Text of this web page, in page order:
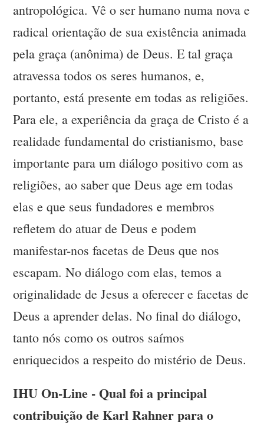
antropológica. Vê o ser humano numa nova e
radical orientação de sua existência animada
pela graça (anônima) de Deus. E tal graça
atravessa todos os seres humanos, e,
portanto, está presente em todas as religiões.
Para ele, a experiência da graça de Cristo é a
realidade fundamental do cristianismo, base
importante para um diálogo positivo com as
religiões, ao saber que Deus age em todas
elas e que seus fundadores e membros
refletem do atuar de Deus e podem
manifestar-nos facetas de Deus que nos
escapam. No diálogo com elas, temos a
originalidade de Jesus a oferecer e facetas de
Deus a aprender delas. No final do diálogo,
tanto nós como os outros saímos
enriquecidos a respeito do mistério de Deus.
IHU On-Line - Qual foi a principal
contribuição de Karl Rahner para o